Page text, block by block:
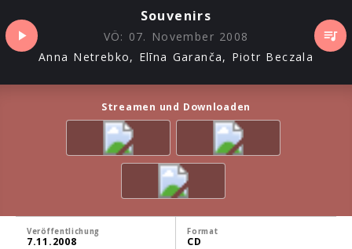
Souvenirs
VÖ: 07. November 2008
Anna Netrebko, Elīna Garanča, Piotr Beczala
Streamen und Downloaden
Veröffentlichung
7.11.2008
Format
CD